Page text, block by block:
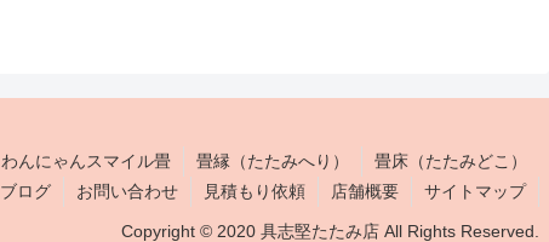
わんにゃんスマイル畳 畳縁（たたみへり）
畳床（たたみどこ）
ブログ お問い合わせ 見積もり依頼 店舗概要 サイトマップ
Copyright © 2020 具志堅たたみ店 All Rights Reserved.